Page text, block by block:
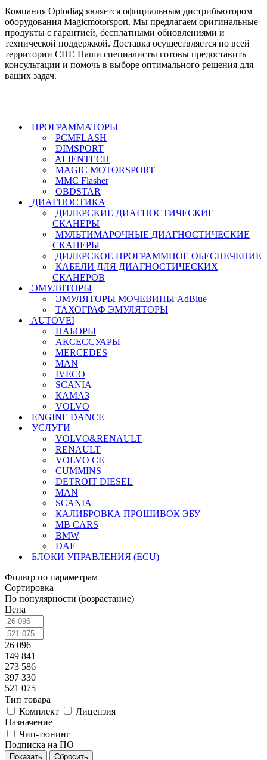
Компания Optodiag является официальным дистрибьютором
оборудования Magicmotorsport. Мы предлагаем оригинальные
продукты с гарантией, бесплатными обновлениями и
технической поддержкой. Доставка осуществляется по всей
территории СНГ. Наши специалисты готовы предоставить
консультации и помочь в выборе оптимального решения для
ваших задач.
ПРОГРАММАТОРЫ
PCMFLASH
DIMSPORT
ALIENTECH
MAGIC MOTORSPORT
MMC Flasher
OBDSTAR
ДИАГНОСТИКА
ДИЛЕРСКИЕ ДИАГНОСТИЧЕСКИЕ
СКАНЕРЫ
МУЛЬТИМАРОЧНЫЕ ДИАГНОСТИЧЕСКИЕ
СКАНЕРЫ
ДИЛЕРСКОЕ ПРОГРАММНОЕ ОБЕСПЕЧЕНИЕ
КАБЕЛИ ДЛЯ ДИАГНОСТИЧЕСКИХ
СКАНЕРОВ
ЭМУЛЯТОРЫ
ЭМУЛЯТОРЫ МОЧЕВИНЫ АdBlue
ТАХОГРАФ ЭМУЛЯТОРЫ
AUTOVEI
НАБОРЫ
АКСЕССУАРЫ
MERCEDES
MAN
IVECO
SCANIA
КАМАЗ
VOLVO
ENGINE DANCE
УСЛУГИ
VOLVO&RENAULT
RENAULT
VOLVO CE
CUMMINS
DETROIT DIESEL
MAN
SCANIA
КАЛИБРОВКА ПРОШИВОК ЭБУ
MB CARS
BMW
DAF
БЛОКИ УПРАВЛЕНИЯ (ECU)
Фильтр по параметрам
Сортировка
По популярности (возрастание)
Цена
26 096
149 841
273 586
397 330
521 075
Тип товара
Комплект
Лицензия
Назначение
Чип-тюнинг
Подписка на ПО
Сбросить